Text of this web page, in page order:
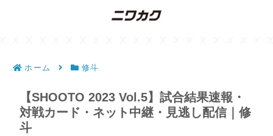
ホーム 修斗
【SHOOTO 2023 Vol.5】試合結果速報・
対戦カード・ネット中継・見逃し配信｜修
斗